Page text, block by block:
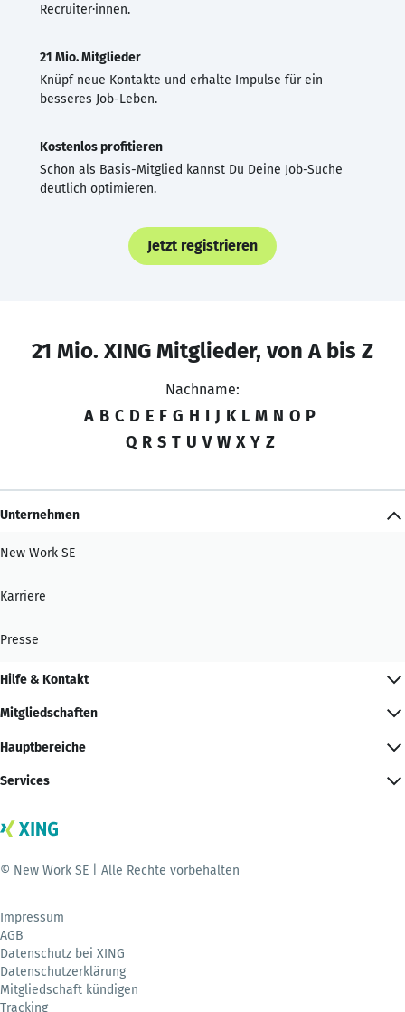
Recruiter·innen.
21 Mio. Mitglieder
Knüpf neue Kontakte und erhalte Impulse für ein
besseres Job-Leben.
Kostenlos profitieren
Schon als Basis-Mitglied kannst Du Deine Job-Suche
deutlich optimieren.
Jetzt registrieren
21 Mio. XING Mitglieder, von A bis Z
Nachname:
A B C D E F G H I J K L M N O P
Q R S T U V W X Y Z
Unternehmen
New Work SE
Karriere
Presse
Hilfe & Kontakt
Mitgliedschaften
Hauptbereiche
Services
© New Work SE | Alle Rechte vorbehalten
Impressum
AGB
Datenschutz bei XING
Datenschutzerklärung
Mitgliedschaft kündigen
Tracking